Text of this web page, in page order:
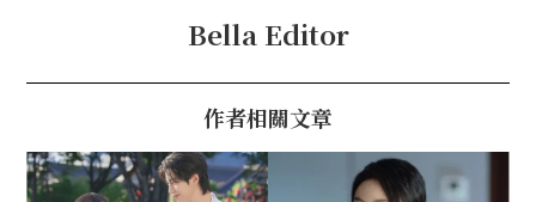
Bella Editor
作者相關文章